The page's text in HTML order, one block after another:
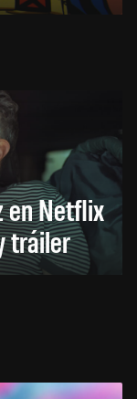
en Netflix
tráiler